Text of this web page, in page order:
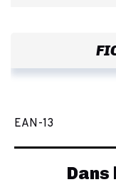
EAN-13
Dans